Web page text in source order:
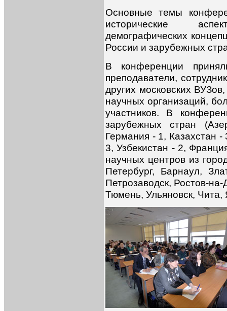
Основные темы
исторические
демографических
России и зарубежных
В конференции
преподаватели,
других московских
научных организаций,
участников. В
зарубежных стран
Германия - 1, Казахстан
3, Узбекистан - 2,
научных центров из
Петербург, Барнаул,
Петрозаводск, Ростов-
Тюмень, Ульяновск, Чита,